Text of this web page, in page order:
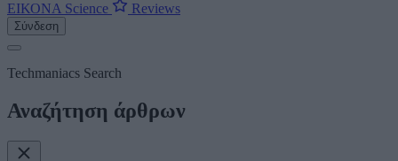
ΕΙΚΟΝΑ Science Reviews
Σύνδεση
Techmaniacs Search
Αναζήτηση άρθρων